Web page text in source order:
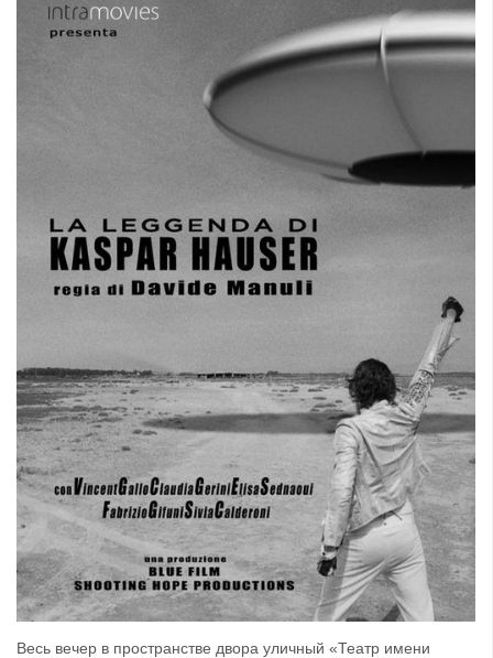
Весь вечер в пространстве двора уличный «Театр имени